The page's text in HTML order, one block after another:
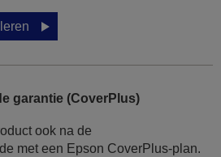
garantie (CoverPlus)
ook na de
met een Epson CoverPlus-plan.